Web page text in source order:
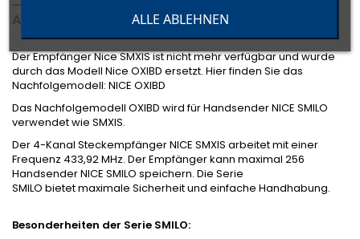
ANGABEN ZUR PRODUKTSICHERHEIT
Der Empfänger Nice SMXIS ist nicht mehr verfügbar und wurde
durch das Modell Nice OXIBD ersetzt. Hier finden Sie das
Nachfolgemodell: NICE OXIBD
Das Nachfolgemodell OXIBD wird für Handsender NICE SMILO
verwendet wie SMXIS.
Der 4-Kanal Steckempfänger NICE SMXIS arbeitet mit einer
Frequenz 433,92 MHz. Der Empfänger kann maximal 256
Handsender NICE SMILO speichern. Die Serie
SMILO bietet maximale Sicherheit und einfache Handhabung.
Besonderheiten der Serie SMILO:
ALLE ABLEHNEN